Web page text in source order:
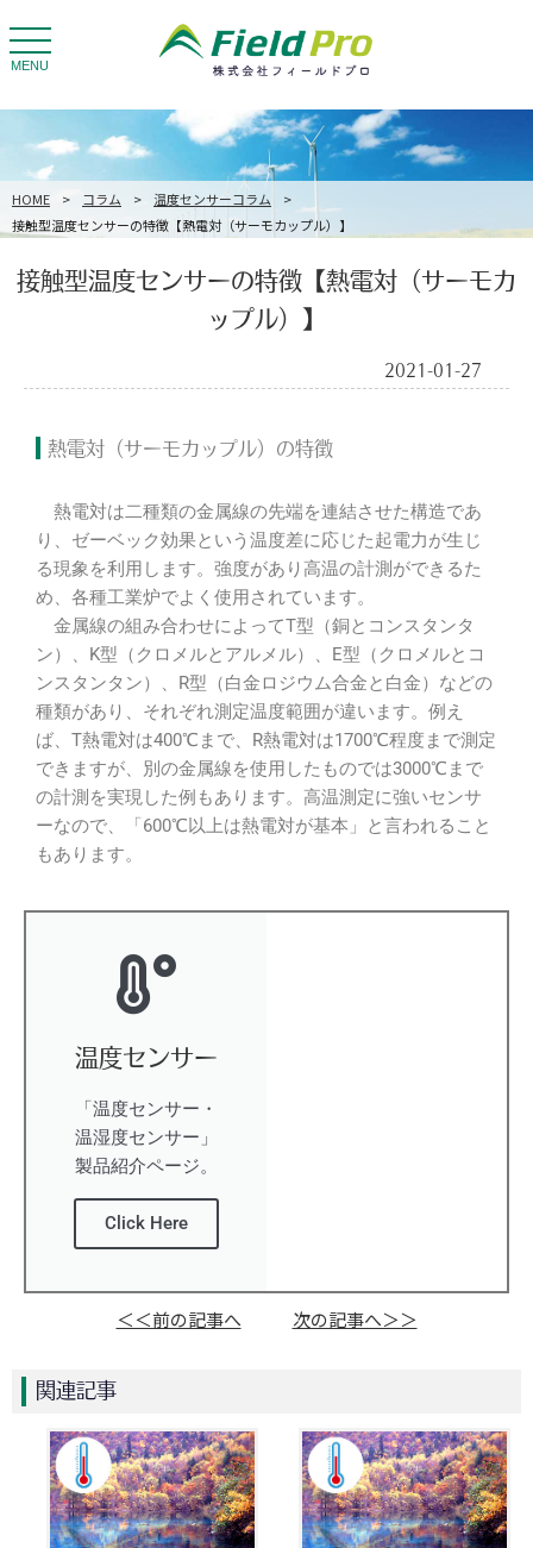
toggle
navigation
MENU
HOME > コラム > 温度センサーコラム
>
接触型温度センサーの特徴【熱電対（サーモカップル）】
接触型温度センサーの特徴【熱電対（サーモカ
ップル）】
2021-01-27
熱電対（サーモカップル）の特徴
熱電対は二種類の金属線の先端を連結させた構造であ
り、ゼーベック効果という温度差に応じた起電力が生じ
る現象を利用します。強度があり高温の計測ができるた
め、各種工業炉でよく使用されています。
金属線の組み合わせによってT型（銅とコンスタンタ
ン）、K型（クロメルとアルメル）、E型（クロメルとコ
ンスタンタン）、R型（白金ロジウム合金と白金）などの
種類があり、それぞれ測定温度範囲が違います。例え
ば、T熱電対は400℃まで、R熱電対は1700℃程度まで測定
できますが、別の金属線を使用したものでは3000℃まで
の計測を実現した例もあります。高温測定に強いセンサ
ーなので、「600℃以上は熱電対が基本」と言われること
もあります。
温度センサー
「温度センサー・
温湿度センサー」
製品紹介ページ。
Click Here
＜＜前の記事へ 次の記事へ＞＞
関連記事